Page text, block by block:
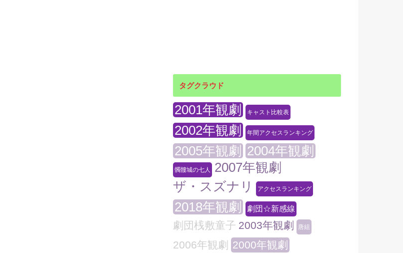
タグクラウド
2001年観劇 キャスト比較表
2002年観劇 年間アクセスランキング
2005年観劇 2004年観劇
髑髏城の七人
2007年観劇
ザ・スズナリ
アクセスランキング
2018年観劇 劇団☆新感線
劇団桟敷童子 2003年観劇 唐組
2006年観劇
2000年観劇